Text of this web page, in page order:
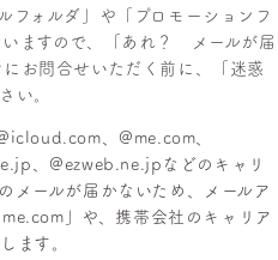
フォルダ」や「プロモーションフ
ますので、「あれ？ メールが届
お問合せいただく前に、「迷惑
い。
、@me.com、
、@ezweb.ne.jpなどのキャリ
メールが届かないため、
メールア
」や、携帯会社のキャリア
ます。